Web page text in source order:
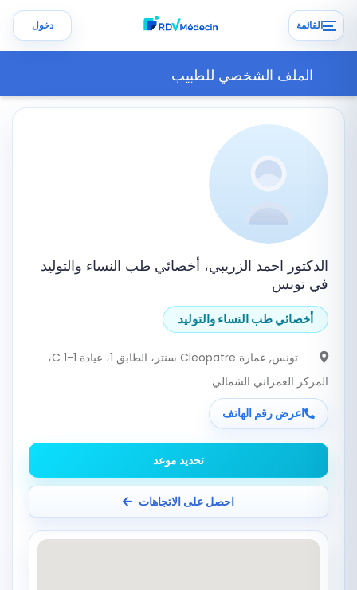
القائمة دخول
الملف الشخصي للطبيب
الدكتور احمد الزريبي، أخصائي طب النساء والتوليد
في تونس
أخصائي طب النساء والتوليد
تونس
, عمارة Cleopatre سنتر، الطابق 1، عيادة C 1-1،
المركز العمراني الشمالي
اعرض رقم الهاتف
تحديد موعد
احصل على الاتجاهات